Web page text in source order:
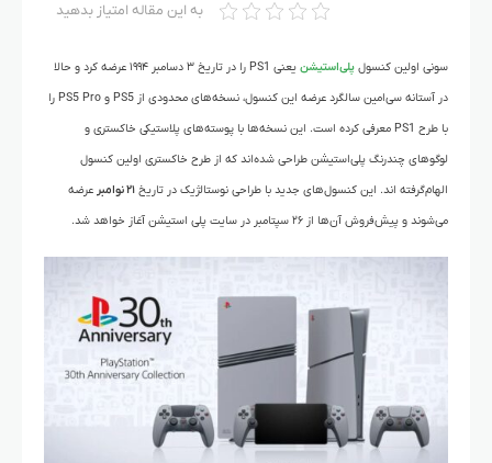
به این مقاله امتیاز بدهید
سونی اولین کنسول پلی‌استیشن یعنی PS1 را در تاریخ ۳ دسامبر ۱۹۹۴ عرضه کرد و حالا
در آستانه سی‌امین سالگرد عرضه این کنسول، نسخه‌های محدودی از PS5 و PS5 Pro را
با طرح PS1 معرفی کرده است. این نسخه‌ها با پوسته‌های پلاستیکی خاکستری و
لوگوهای چندرنگ پلی‌استیشن طراحی شده‌اند که از طرح خاکستری اولین کنسول
الهام‌گرفته اند. این کنسول‌های جدید با طراحی نوستالژیک در تاریخ ۲۱ نوامبر عرضه
می‌شوند و پیش‌فروش آن‌ها از ۲۶ سپتامبر در سایت پلی استیشن آغاز خواهد شد.